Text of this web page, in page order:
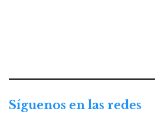
Síguenos en las redes